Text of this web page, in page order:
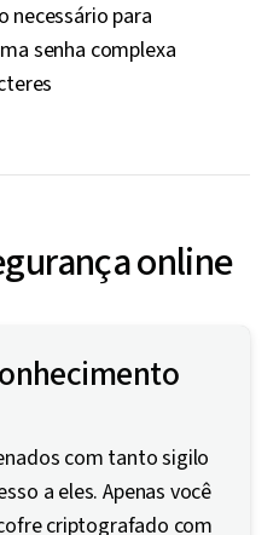
necessário para
senha complexa
online
com tanto sigilo
a eles. Apenas você
criptografado com